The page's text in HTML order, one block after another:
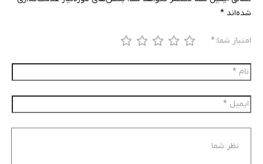
شده‌اند*
امتیاز شما:*